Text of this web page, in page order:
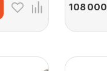
108 000